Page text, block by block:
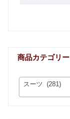
商品カテゴリー
スーツ (281)